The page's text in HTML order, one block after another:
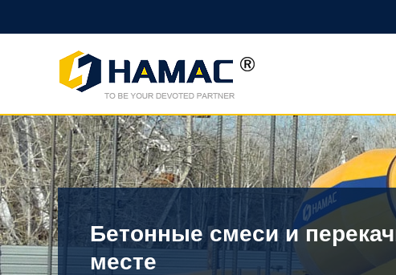
Бетонные смеси и
месте